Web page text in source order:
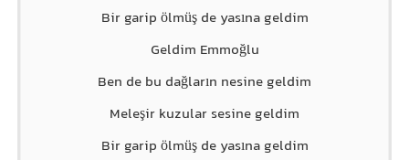
Bir garip ölmüş de yasına geldim
Geldim Emmoğlu
Ben de bu dağların nesine geldim
Meleşir kuzular sesine geldim
Bir garip ölmüş de yasına geldim